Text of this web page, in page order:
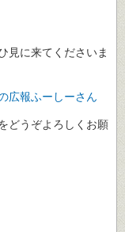
見に来てくださいま
広報ふーしーさん
どうぞよろしくお願